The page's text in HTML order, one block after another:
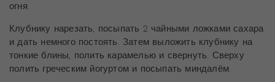
огня.
Клубнику нарезать, посыпать 2 чайными ложками сахара
и дать немного постоять. Затем выложить клубнику на
тонкие блины, полить карамелью и свернуть. Сверху
полить греческим йогуртом и посыпать миндалём.